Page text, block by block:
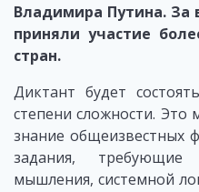
Владимира Путина. За
приняли участие
стран.
Диктант будет
степени сложности. Это
знание общеизвестных
задания, требующие
мышления, системной